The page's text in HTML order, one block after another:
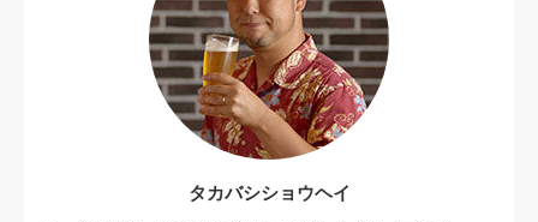
タカバシショウヘイ